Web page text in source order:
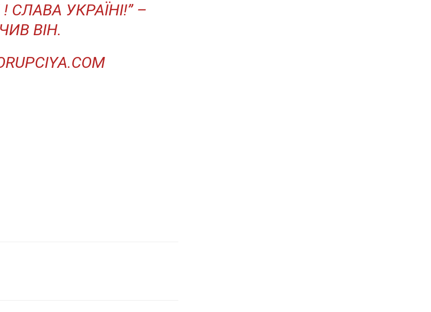
СЛАВА УКРАЇНІ!” –
ВІН.